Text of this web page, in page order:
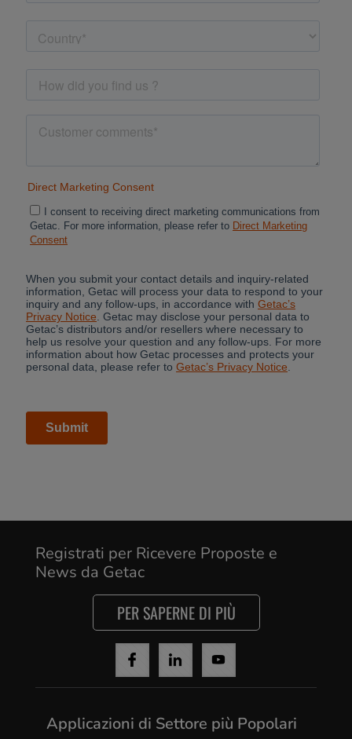
Registrati per Ricevere Proposte e
News da Getac
PER SAPERNE DI PIÙ
Applicazioni di Settore più Popolari